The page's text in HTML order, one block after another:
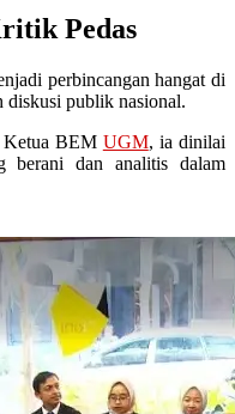
Pedas
perbincangan hangat di
diskusi publik nasional.
Ketua BEM UGM, ia dinilai
berani dan analitis dalam